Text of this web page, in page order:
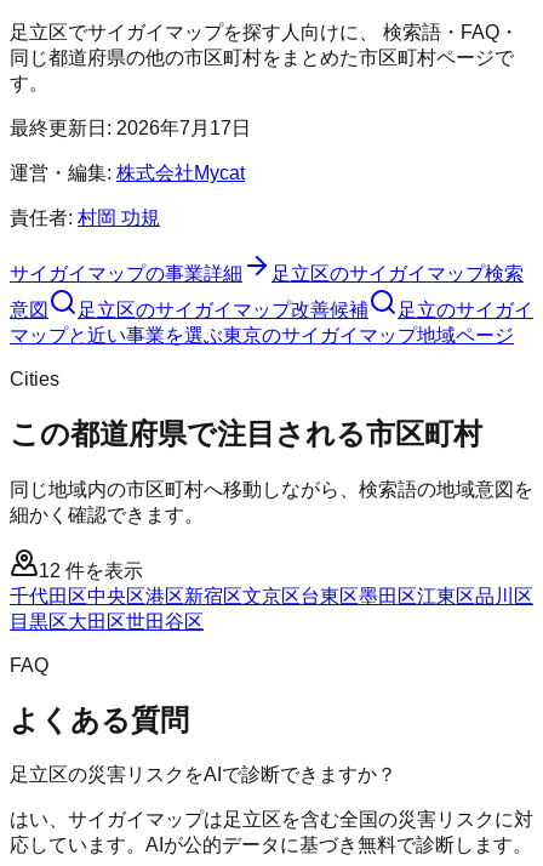
足立区でサイガイマップを探す人向けに、 検索語・FAQ・
同じ都道府県の他の市区町村をまとめた市区町村ページで
す。
最終更新日: 2026年7月17日
運営・編集: 株式会社Mycat
責任者: 村岡 功規
サイガイマップの事業詳細 足立区のサイガイマップ検索
意図
足立区のサイガイマップ改善候補
足立のサイガイ
マップと近い事業を選ぶ東京のサイガイマップ地域ページ
Cities
この都道府県で注目される市区町村
同じ地域内の市区町村へ移動しながら、検索語の地域意図を
細かく確認できます。
12 件を表示
千代田区中央区港区新宿区文京区台東区墨田区江東区品川区
目黒区大田区世田谷区
FAQ
よくある質問
足立区の災害リスクをAIで診断できますか？
はい、サイガイマップは足立区を含む全国の災害リスクに対
応しています。AIが公的データに基づき無料で診断します。